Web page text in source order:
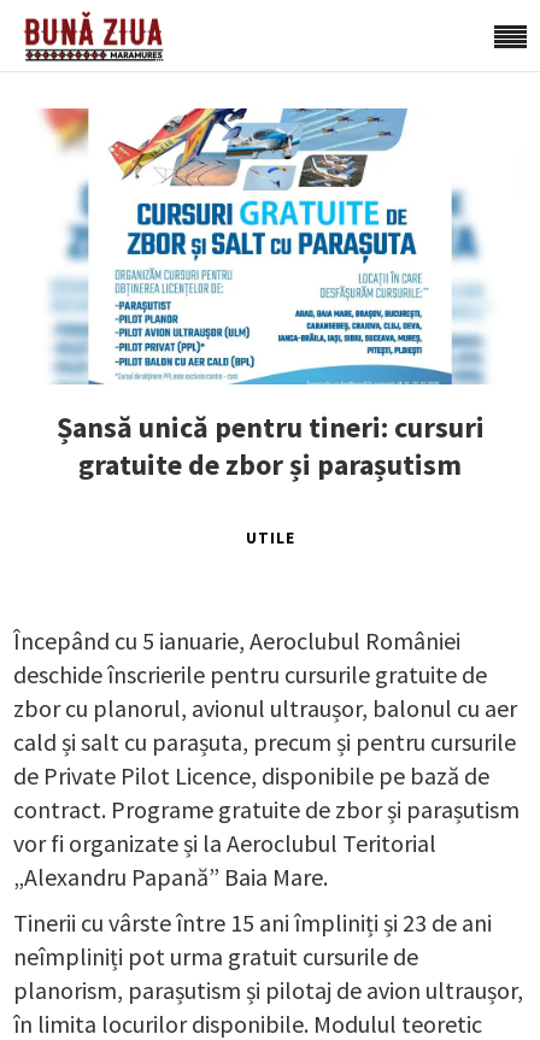
Șansă unică pentru tineri: cursuri
gratuite de zbor și parașutism
UTILE
Începând cu 5 ianuarie, Aeroclubul României
deschide înscrierile pentru cursurile gratuite de
zbor cu planorul, avionul ultraușor, balonul cu aer
cald și salt cu parașuta, precum și pentru cursurile
de Private Pilot Licence, disponibile pe bază de
contract. Programe gratuite de zbor și parașutism
vor fi organizate și la Aeroclubul Teritorial
„Alexandru Papană” Baia Mare.
Tinerii cu vârste între 15 ani împliniți și 23 de ani
neîmpliniți pot urma gratuit cursurile de
planorism, parașutism și pilotaj de avion ultraușor,
în limita locurilor disponibile. Modulul teoretic